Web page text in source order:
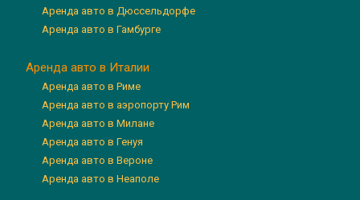
Аренда авто в Дюссельдорфе
Аренда авто в Гамбурге
Аренда авто в Италии
Аренда авто в Риме
Аренда авто в аэропорту Рим
Аренда авто в Милане
Аренда авто в Генуя
Аренда авто в Вероне
Аренда авто в Неаполе